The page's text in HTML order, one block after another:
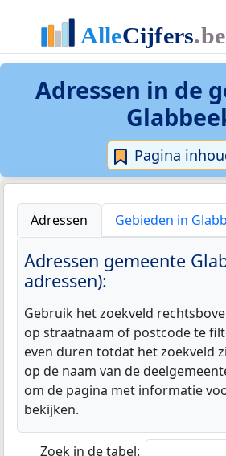
Adressen in de
Pagina
Adressen Gebieden in
Adressen gemeente
adressen):
Gebruik het zoekveld
op straatnaam of postcode te
even duren totdat het zoekveld
op de naam van de
om de pagina met informatie
bekijken.
Zoek in de tabel: